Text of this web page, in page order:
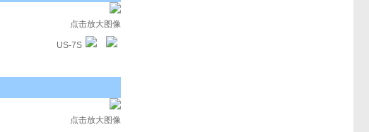
点击放大图像
US-7S
点击放大图像